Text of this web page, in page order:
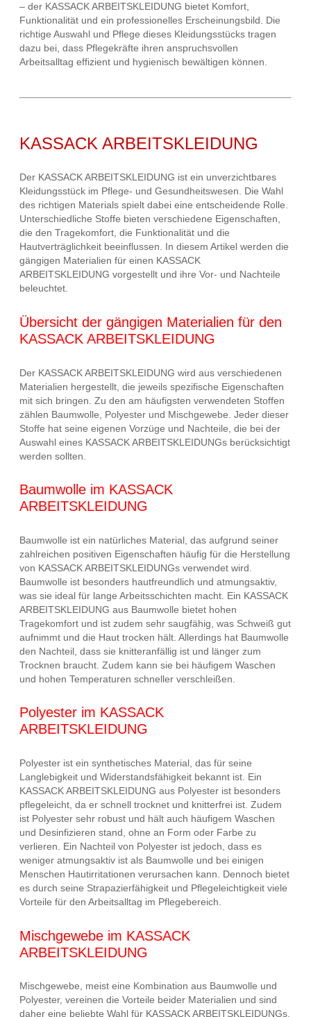
– der KASSACK ARBEITSKLEIDUNG bietet Komfort,
Funktionalität und ein professionelles Erscheinungsbild. Die
richtige Auswahl und Pflege dieses Kleidungsstücks tragen
dazu bei, dass Pflegekräfte ihren anspruchsvollen
Arbeitsalltag effizient und hygienisch bewältigen können.
KASSACK ARBEITSKLEIDUNG
Der KASSACK ARBEITSKLEIDUNG ist ein unverzichtbares
Kleidungsstück im Pflege- und Gesundheitswesen. Die Wahl
des richtigen Materials spielt dabei eine entscheidende Rolle.
Unterschiedliche Stoffe bieten verschiedene Eigenschaften,
die den Tragekomfort, die Funktionalität und die
Hautverträglichkeit beeinflussen. In diesem Artikel werden die
gängigen Materialien für einen KASSACK
ARBEITSKLEIDUNG vorgestellt und ihre Vor- und Nachteile
beleuchtet.
Übersicht der gängigen Materialien für den
KASSACK ARBEITSKLEIDUNG
Der KASSACK ARBEITSKLEIDUNG wird aus verschiedenen
Materialien hergestellt, die jeweils spezifische Eigenschaften
mit sich bringen. Zu den am häufigsten verwendeten Stoffen
zählen Baumwolle, Polyester und Mischgewebe. Jeder dieser
Stoffe hat seine eigenen Vorzüge und Nachteile, die bei der
Auswahl eines KASSACK ARBEITSKLEIDUNGs berücksichtigt
werden sollten.
Baumwolle im KASSACK
ARBEITSKLEIDUNG
Baumwolle ist ein natürliches Material, das aufgrund seiner
zahlreichen positiven Eigenschaften häufig für die Herstellung
von KASSACK ARBEITSKLEIDUNGs verwendet wird.
Baumwolle ist besonders hautfreundlich und atmungsaktiv,
was sie ideal für lange Arbeitsschichten macht. Ein KASSACK
ARBEITSKLEIDUNG aus Baumwolle bietet hohen
Tragekomfort und ist zudem sehr saugfähig, was Schweiß gut
aufnimmt und die Haut trocken hält. Allerdings hat Baumwolle
den Nachteil, dass sie knitteranfällig ist und länger zum
Trocknen braucht. Zudem kann sie bei häufigem Waschen
und hohen Temperaturen schneller verschleißen.
Polyester im KASSACK
ARBEITSKLEIDUNG
Polyester ist ein synthetisches Material, das für seine
Langlebigkeit und Widerstandsfähigkeit bekannt ist. Ein
KASSACK ARBEITSKLEIDUNG aus Polyester ist besonders
pflegeleicht, da er schnell trocknet und knitterfrei ist. Zudem
ist Polyester sehr robust und hält auch häufigem Waschen
und Desinfizieren stand, ohne an Form oder Farbe zu
verlieren. Ein Nachteil von Polyester ist jedoch, dass es
weniger atmungsaktiv ist als Baumwolle und bei einigen
Menschen Hautirritationen verursachen kann. Dennoch bietet
es durch seine Strapazierfähigkeit und Pflegeleichtigkeit viele
Vorteile für den Arbeitsalltag im Pflegebereich.
Mischgewebe im KASSACK
ARBEITSKLEIDUNG
Mischgewebe, meist eine Kombination aus Baumwolle und
Polyester, vereinen die Vorteile beider Materialien und sind
daher eine beliebte Wahl für KASSACK ARBEITSKLEIDUNGs.